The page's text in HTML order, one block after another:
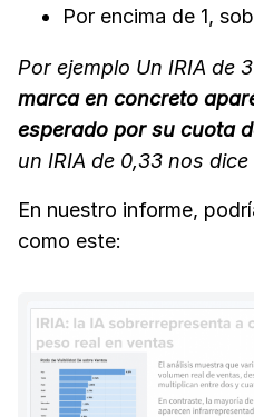
Por encima de 1,
Por ejemplo Un IRIA de
marca en concreto
esperado por su cuota
un IRIA de 0,33 nos
En nuestro informe,
como este: